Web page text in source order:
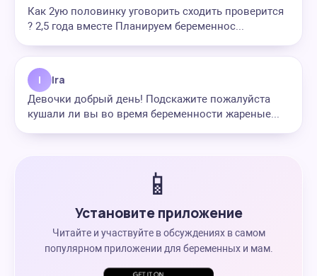
Как 2ую половинку уговорить сходить проверится
? 2,5 года вместе Планируем беременнос...
I Ira
Девочки добрый день! Подскажите пожалуйста
кушали ли вы во время беременности жареные...
📱
Установите приложение
Читайте и участвуйте в обсуждениях в самом
популярном приложении для беременных и мам.